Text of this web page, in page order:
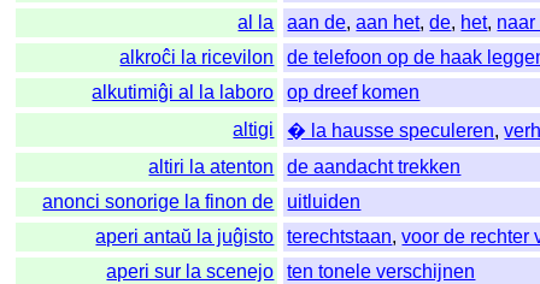
al la
aan de,aan het,de, het, naar
alkroĉi la ricevilon
de telefoon op de haak
alkutimiĝi al la laboro
op dreef komen
altigi
� la hausse speculeren,
altiri la atenton
de aandacht trekken
anonci sonorige la finon de
uitluiden
aperi antaŭ la juĝisto
terechtstaan,voor de rechter
aperi sur la scenejo
ten tonele verschijnen